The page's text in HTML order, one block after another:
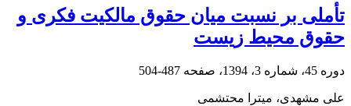
تأملی بر نسبت میان حقوق مالکیت فکری و
حقوق محیط زیست
دوره 45، شماره 3، 1394، صفحه 487-504
علی مشهدی، میترا محتشمی